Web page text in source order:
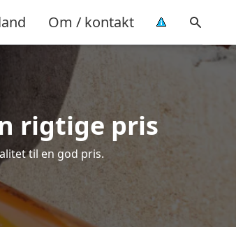
Om / kontakt
rigtige pris
til en god pris.